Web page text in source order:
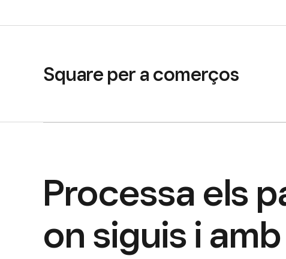
Square per a comerços
Processa els
on siguis i